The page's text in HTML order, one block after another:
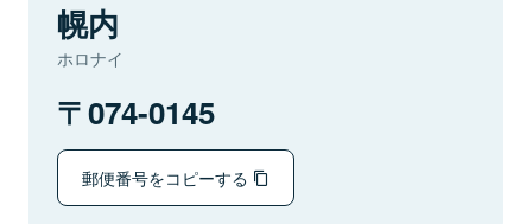
幌内
ホロナイ
074-0145
郵便番号をコピーする